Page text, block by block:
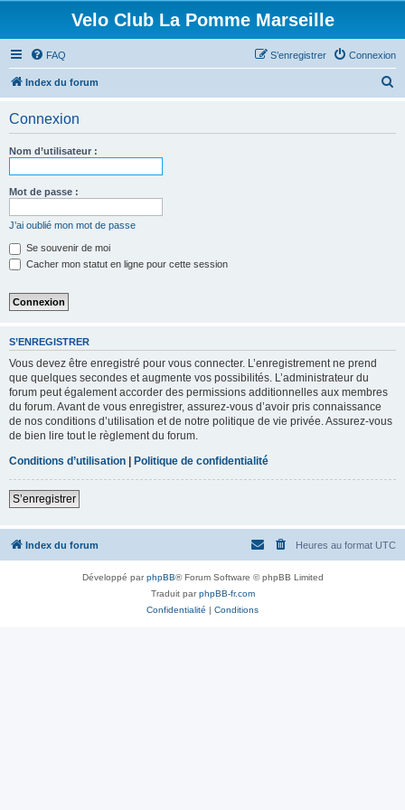
Velo Club La Pomme Marseille
FAQ Connexion
S’enregistrer
Index du forum
Connexion
Nom d’utilisateur :
Mot de passe :
J’ai oublié mon mot de passe
Se souvenir de moi
Cacher mon statut en ligne pour cette session
S’ENREGISTRER
Vous devez être enregistré pour vous connecter. L’enregistrement ne prend
que quelques secondes et augmente vos possibilités. L’administrateur du
forum peut également accorder des permissions additionnelles aux membres
du forum. Avant de vous enregistrer, assurez-vous d’avoir pris connaissance
de nos conditions d’utilisation et de notre politique de vie privée. Assurez-vous
de bien lire tout le règlement du forum.
Conditions d’utilisation | Politique de confidentialité
S’enregistrer
Index du forum Heures au format UTC
Développé parphpBB® Forum Software © phpBB Limited
Traduit parphpBB-fr.com
Confidentialité | Conditions